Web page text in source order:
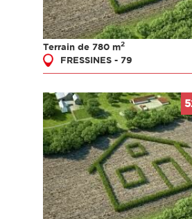
Terrain de 780 m2
FRESSINES - 79